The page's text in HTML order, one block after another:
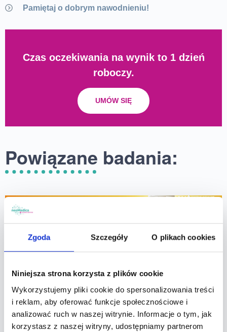
Zgoda Szczegóły O plikach cookies
Niniejsza strona korzysta z plików cookie
Wykorzystujemy pliki cookie do spersonalizowania treści
i reklam, aby oferować funkcje społecznościowe i
analizować ruch w naszej witrynie. Informacje o tym, jak
korzystasz z naszej witryny, udostępniamy partnerom
Pamiętaj o dobrym nawodnieniu!
Czas oczekiwania na wynik to 1 dzień
roboczy.
UMÓW SIĘ
Powiązane badania: